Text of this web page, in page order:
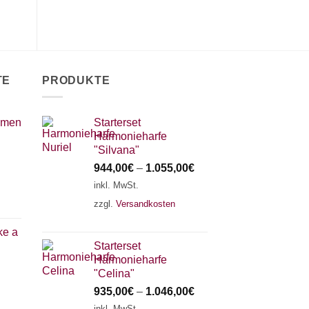
Produktseite
gewählt
werden
werden
a
PRODUKTE
Starterset
Harmonieharfe
"Silvana"
944,00€ – 1.055,00€
inkl. MwSt.
zzgl. Versandkosten
Starterset
Harmonieharfe
"Celina"
935,00€ – 1.046,00€